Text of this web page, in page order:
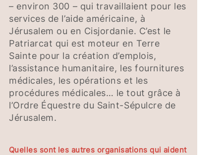
– environ 300 – qui travaillaient pour les
services de l’aide américaine, à
Jérusalem ou en Cisjordanie. C’est le
Patriarcat qui est moteur en Terre
Sainte pour la création d’emplois,
l’assistance humanitaire, les fournitures
médicales, les opérations et les
procédures médicales… le tout grâce à
l’Ordre Équestre du Saint-Sépulcre de
Jérusalem.
Quelles sont les autres organisations qui aident